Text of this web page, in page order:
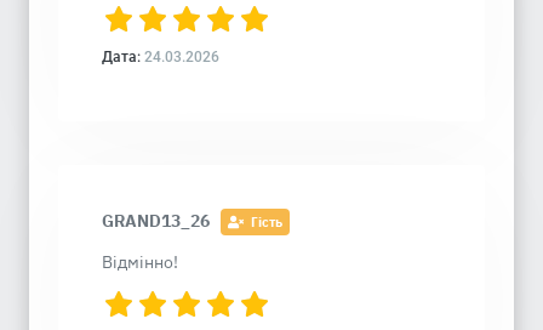
Дата: 24.03.2026
GRAND13_26 Гість
Відмінно!